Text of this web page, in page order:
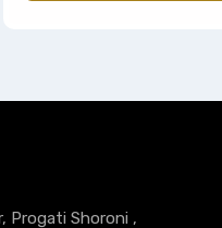
Progati Shoroni ,